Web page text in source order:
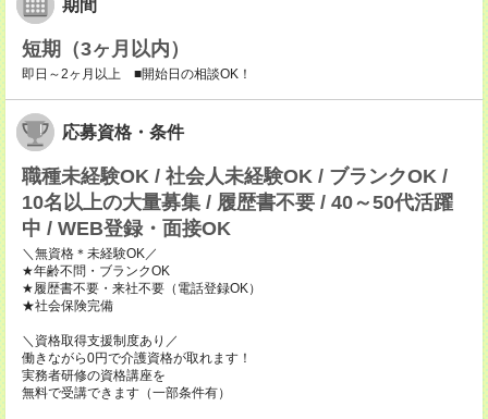
期間
短期（3ヶ月以内）
即日～2ヶ月以上 ■開始日の相談OK！
応募資格・条件
職種未経験OK / 社会人未経験OK / ブランクOK /
10名以上の大量募集 / 履歴書不要 / 40～50代活躍
中 / WEB登録・面接OK
＼無資格＊未経験OK／
★年齢不問・ブランクOK
★履歴書不要・来社不要（電話登録OK）
★社会保険完備
＼資格取得支援制度あり／
働きながら0円で介護資格が取れます！
実務者研修の資格講座を
無料で受講できます（一部条件有）